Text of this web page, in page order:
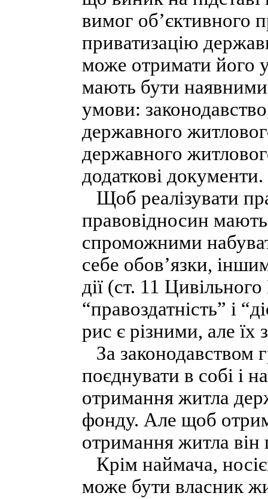
вимог об’єктивного
приватизацію
може отримати його
мають бути наявними
умови:
державного
державного
додаткові документи.
Щоб реалізувати
правовідносин
спроможними
себе обов’язки,
дії (ст. 11
“правоздатність” і
рис є різними, але їх
За законодавством
поєднувати в собі і
отримання житла
фонду. Але щоб
отримання житла він
Крім наймача,
може бути власник